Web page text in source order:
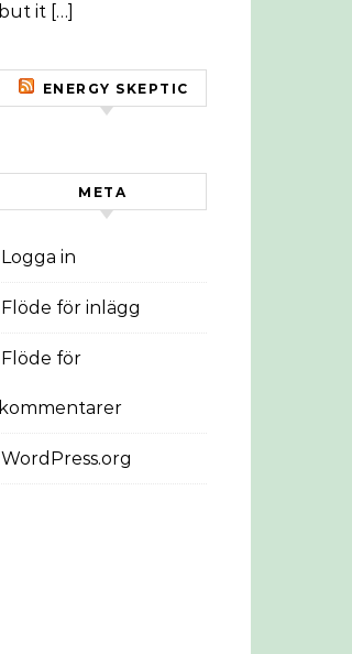
but it […]
ENERGY SKEPTIC
META
Logga in
Flöde för inlägg
Flöde för
kommentarer
WordPress.org